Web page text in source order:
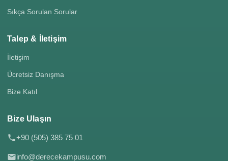
Sıkça Sorulan Sorular
Talep & İletişim
İletişim
Ücretsiz Danışma
Bize Katıl
Bize Ulaşın
+90 (505) 385 75 01
info@derecekampusu.com